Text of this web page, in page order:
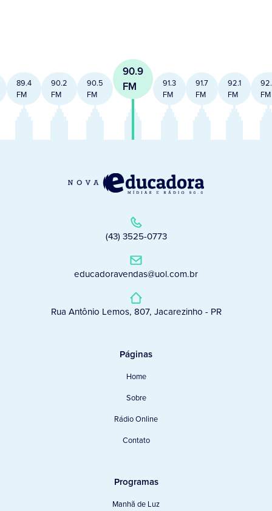
89.4
FM
90.2
FM
90.5
FM
90.9
FM
91.3
FM
91.7
FM
92.1
FM
FM
(43) 3525-0773
educadoravendas@uol.com.br
Rua Antônio Lemos, 807, Jacarezinho - PR
Páginas
Home
Sobre
Rádio Online
Contato
Programas
Manhã de Luz